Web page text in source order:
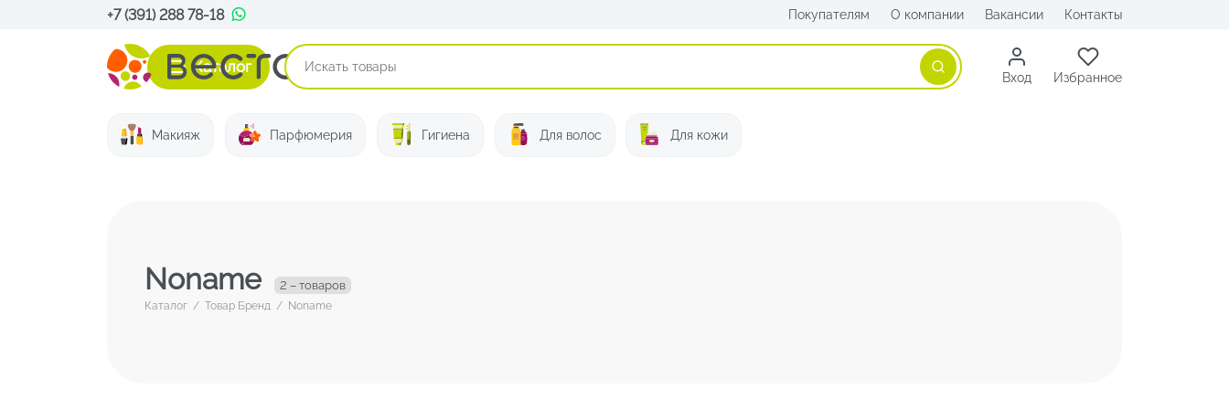
+7 (391) 288 78-18 Покупателям О компании Вакансии Контакты
Каталог
Поиск
Вход Избранное
Макияж Парфюмерия Гигиена Для волос Для кожи
Noname 2 – товаров
Каталог / Товар Бренд / Noname